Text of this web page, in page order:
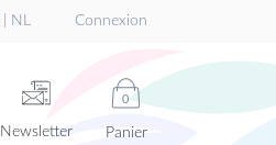
NL Connexion
Newsletter
0
Panier